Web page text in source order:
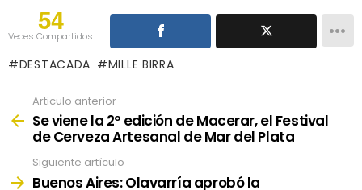
54
Veces Compartidos
DESTACADA MILLE BIRRA
more
Articulo anterior
Se viene la 2º edición de Macerar, el Festival
de Cerveza Artesanal de Mar del Plata
Siguiente artículo
Buenos Aires: Olavarría aprobó la